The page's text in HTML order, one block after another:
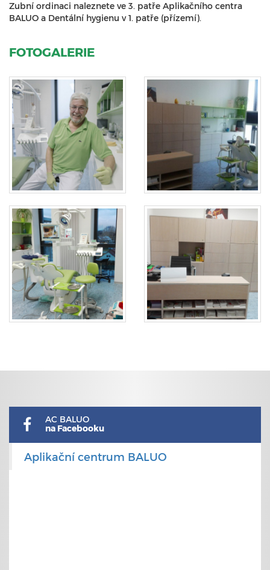
Zubní ordinaci naleznete ve 3. patře Aplikačního centra
BALUO a Dentální hygienu v 1. patře (přízemí).
FOTOGALERIE
AC BALUO
na Facebooku
Aplikační centrum BALUO